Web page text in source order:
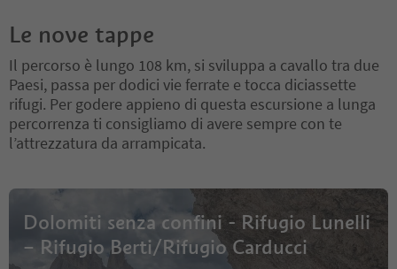
Le nove tappe
Il percorso è lungo 108 km, si sviluppa a cavallo tra due
Paesi, passa per dodici vie ferrate e tocca diciassette
rifugi. Per godere appieno di questa escursione a lunga
percorrenza ti consigliamo di avere sempre con te
l’attrezzatura da arrampicata.
Dolomiti senza confini - Rifugio Lunelli
– Rifugio Berti/Rifugio Carducci